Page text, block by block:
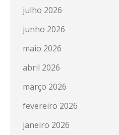
julho 2026
junho 2026
maio 2026
abril 2026
março 2026
fevereiro 2026
janeiro 2026